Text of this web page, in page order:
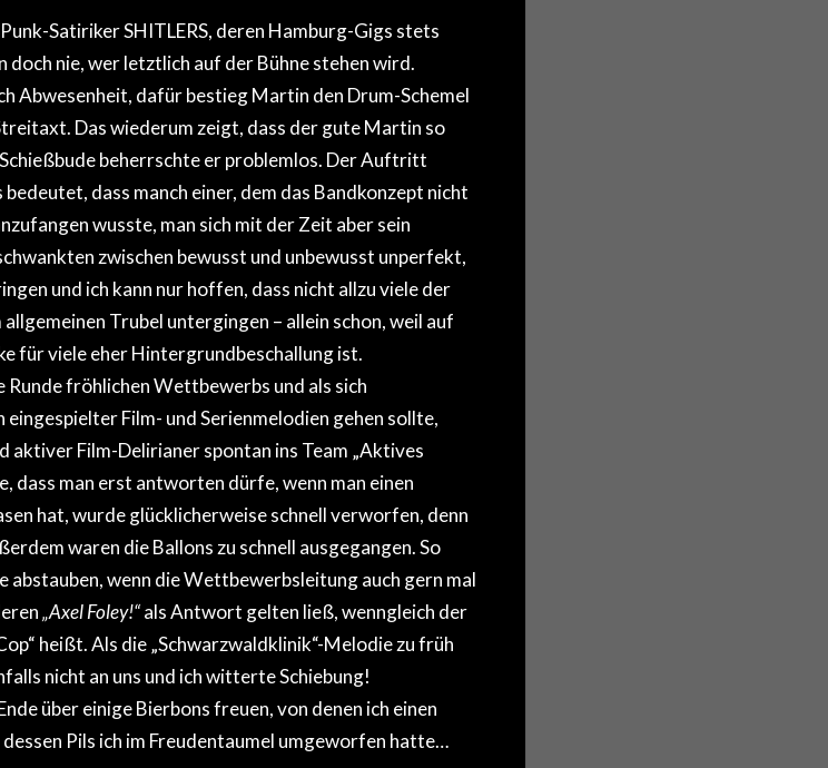
Satiriker SHITLERS, deren Hamburg-Gigs stets
doch nie, wer letztlich auf der Bühne stehen wird.
Abwesenheit, dafür bestieg Martin den Drum-Schemel
Das wiederum zeigt, dass der gute Martin so
beherrschte er problemlos. Der Auftritt
dass manch einer, dem das Bandkonzept nicht
wusste, man sich mit der Zeit aber sein
zwischen bewusst und unbewusst unperfekt,
und ich kann nur hoffen, dass nicht allzu viele der
Trubel untergingen – allein schon, weil auf
für viele eher Hintergrundbeschallung ist.
fröhlichen Wettbewerbs und als sich
eingespielter Film- und Serienmelodien gehen sollte,
aktiver Film-Delirianer spontan ins Team „Aktives
dass man erst antworten dürfe, wenn man einen
hat, wurde glücklicherweise schnell verworfen, denn
waren die Ballons zu schnell ausgegangen. So
abstauben, wenn die Wettbewerbsleitung auch gern mal
„Axel Foley!“als Antwort gelten ließ, wenngleich der
heißt. Als die „Schwarzwaldklinik“-Melodie zu früh
nicht an uns und ich witterte Schiebung!
über einige Bierbons freuen, von denen ich einen
Pils ich im Freudentaumel umgeworfen hatte…